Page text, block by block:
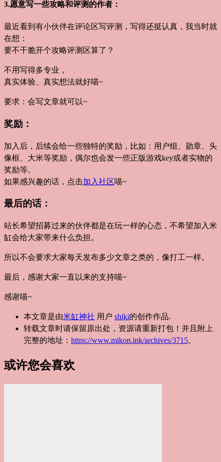
3.愿意写一些攻略和评测的作者：
最近看到有小伙伴在评论区写评测，写得还挺认真，我当时就
在想：
要不干脆开个攻略评测区算了？
不用写得多专业，
真实体验、真实想法就好喵~
要求：会写文章就可以~
奖励：
加入后，后续会给一些独特的奖励，比如：用户组、勋章、头
像框、大米等奖励，偶尔也会发一些正版游戏key或者实物的
奖励等。
如果感兴趣的话，点击加入社区喵~
最后的话：
站长希望招募过来的伙伴都是在玩一样的心态，不希望加入米
缸会给大家带来什么负担。
所以不会要求大家每天发布多少文章之类的，像打工一样。
最后，感谢大家一直以来的支持喵~
感谢喵~
本文章是由米缸神社 用户 shiki的创作作品.
转载文章时请保留原出处，资源请重新打包！并且附上
完整的地址： https://www.mikon.ink/archives/3715。
或许您会喜欢